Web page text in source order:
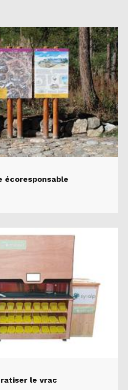
écoresponsable
le vrac